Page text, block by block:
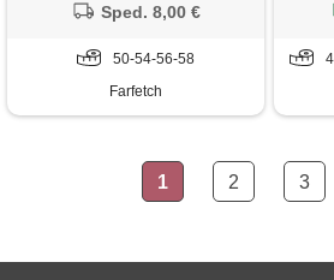
Sped. 8,00 €
50-54-56-58
Farfetch
1 2 3